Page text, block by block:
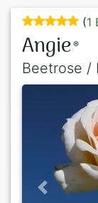
(1
Angie ®
Beetrose /
Previous